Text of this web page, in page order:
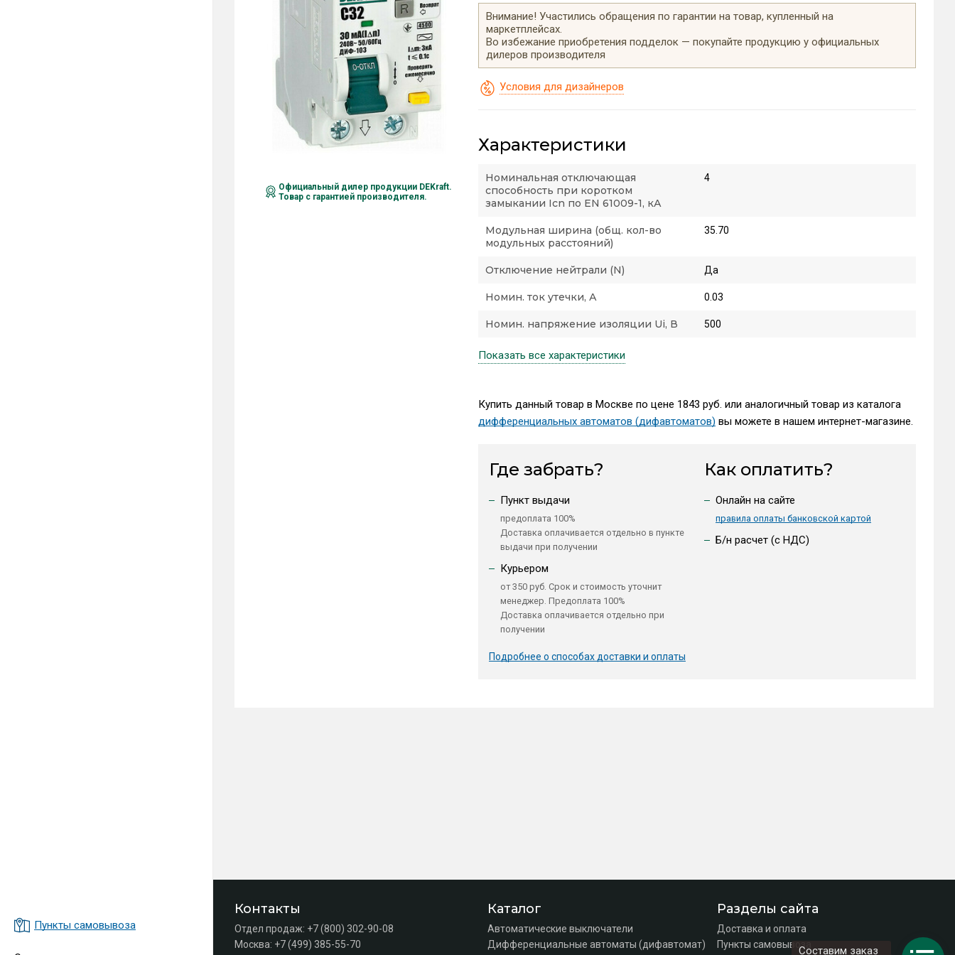
Пункты самовывоза
Официальный дилер продукции DEKraft.
Товар с гарантией производителя.
Внимание! Участились обращения по гарантии на товар, купленный на
маркетплейсах.
Во избежание приобретения подделок — покупайте продукцию у официальных
дилеров производителя
Условия для дизайнеров
Характеристики
Номинальная отключающая
способность при коротком
замыкании Icn по EN 61009-1, кА
4
Модульная ширина (общ. кол-во
модульных расстояний)
35.70
Отключение нейтрали (N) Да
Номин. ток утечки, А 0.03
Номин. напряжение изоляции Ui, В 500
Показать все характеристики
Купить данный товар в Москве по цене 1843 руб. или аналогичный товар из каталога
дифференциальных автоматов (дифавтоматов) вы можете в нашем интернет-магазине.
Где забрать?
Пункт выдачи
предоплата 100%
Доставка оплачивается отдельно в пункте
выдачи при получении
Курьером
от 350 руб. Срок и стоимость уточнит
менеджер. Предоплата 100%
Доставка оплачивается отдельно при
получении
Подробнее о способах доставки и оплаты
Как оплатить?
Онлайн на сайте
правила оплаты банковской картой
Б/н расчет (c НДС)
Контакты
Отдел продаж: +7 (800) 302-90-08
Москва: +7 (499) 385-55-70
Каталог
Автоматические выключатели
Дифференциальные автоматы (дифавтомат)
Разделы сайта
Доставка и оплата
Пункты самовывозаСоставим заказ